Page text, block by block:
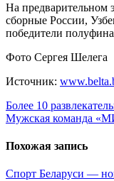
На предварительном
сборные России,
победители
Фото Сергея Шелега
Источник:
Навигация
по
записям
Более 10
Мужская команда
Похожая запись
Спорт Беларуси —